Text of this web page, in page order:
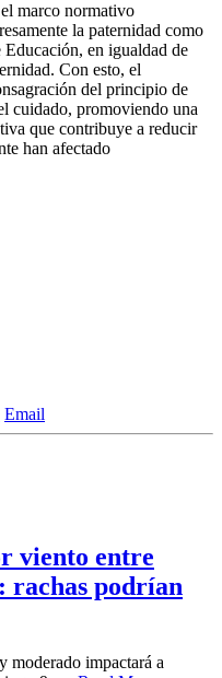
marco normativo
la paternidad como
en igualdad de
Con esto, el
del principio de
cuidado, promoviendo una
que contribuye a reducir
han afectado
Email
viento entre
rachas podrían
moderado impactará a